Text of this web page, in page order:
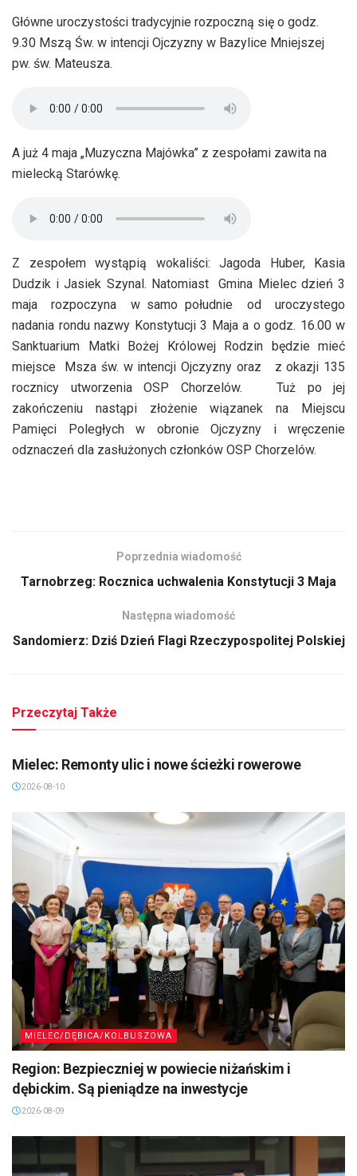
Główne uroczystości tradycyjnie rozpoczną się o godz.
9.30 Mszą Św. w intencji Ojczyzny w Bazylice Mniejszej
pw. św. Mateusza.
A już 4 maja „Muzyczna Majówka” z zespołami zawita na
mielecką Starówkę.
Z zespołem wystąpią wokaliści: Jagoda Huber, Kasia
Dudzik i Jasiek Szynal. Natomiast Gmina Mielec dzień 3
maja rozpoczyna w samo południe od uroczystego
nadania rondu nazwy Konstytucji 3 Maja a o godz. 16.00 w
Sanktuarium Matki Bożej Królowej Rodzin będzie mieć
miejsce Msza św. w intencji Ojczyzny oraz z okazji 135
rocznicy utworzenia OSP Chorzelów. Tuż po jej
zakończeniu nastąpi złożenie wiązanek na Miejscu
Pamięci Poległych w obronie Ojczyzny i wręczenie
odznaczeń dla zasłużonych członków OSP Chorzelów.
Poprzednia wiadomość
Tarnobrzeg: Rocznica uchwalenia Konstytucji 3 Maja
Następna wiadomość
Sandomierz: Dziś Dzień Flagi Rzeczypospolitej Polskiej
Przeczytaj Także
MIELEC/DĘBICA/KOLBUSZOWA
Mielec: Remonty ulic i nowe ścieżki rowerowe
2026-08-10
MIELEC/DĘBICA/KOLBUSZOWA
Region: Bezpieczniej w powiecie niżańskim i
dębickim. Są pieniądze na inwestycje
2026-08-09